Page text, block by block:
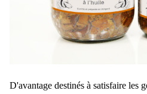
D'avantage destinés à satisfaire les